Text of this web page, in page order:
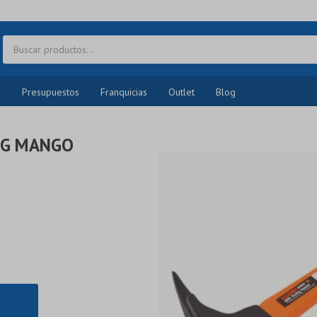
Presupuestos Franquicias Outlet Blog
MANGO